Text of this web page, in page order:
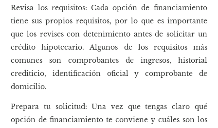
Revisa los requisitos: Cada opción de financiamiento
tiene sus propios requisitos, por lo que es importante
que los revises con detenimiento antes de solicitar un
crédito hipotecario. Algunos de los requisitos más
comunes son comprobantes de ingresos, historial
crediticio, identificación oficial y comprobante de
domicilio.
Prepara tu solicitud: Una vez que tengas claro qué
opción de financiamiento te conviene y cuáles son los